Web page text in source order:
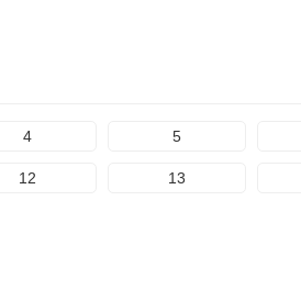
4 5
12 13